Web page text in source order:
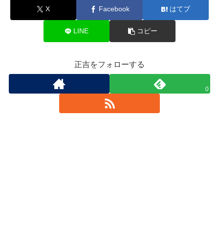
X Facebook はてブ
LINE コピー
正吉をフォローする
0